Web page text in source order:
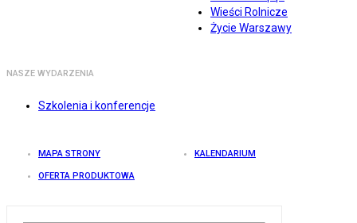
Wieści Rolnicze
Życie Warszawy
NASZE WYDARZENIA
Szkolenia i konferencje
MAPA STRONY KALENDARIUM
OFERTA PRODUKTOWA